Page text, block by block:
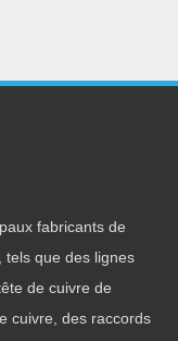
en laiton
à chaud
système de
fabricants de
tels que des lignes
de cuivre de
cuivre, des raccords